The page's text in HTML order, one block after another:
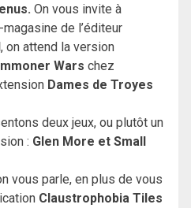
On vous invite à
de l’éditeur
, on attend la version
Wars chez
Dames de Troyes
deux jeux, ou plutôt un
: Glen More et Small
vous parle, en plus de vous
Claustrophobia Tiles